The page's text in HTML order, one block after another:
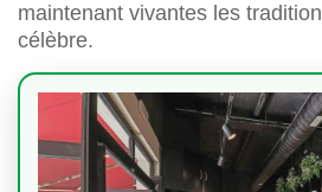
maintenant vivantes les
célèbre.